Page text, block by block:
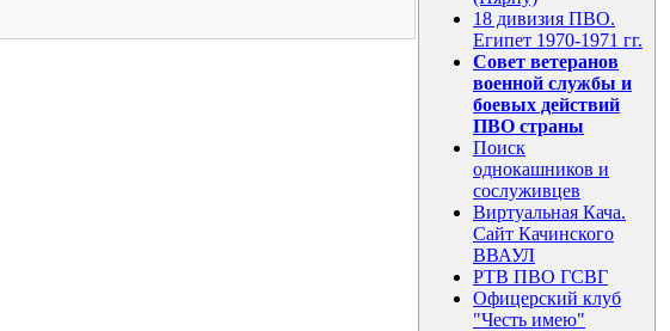
18 дивизия ПВО.
Египет 1970-1971 гг.
Совет ветеранов
военной службы и
боевых действий
ПВО страны
Поиск
однокашников и
сослуживцев
Виртуальная Кача.
Сайт Качинского
ВВАУЛ
РТВ ПВО ГСВГ
Офицерский клуб
"Честь имею"